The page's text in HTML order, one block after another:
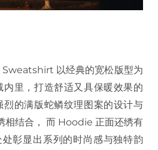
以经典的宽松版型为
里，打造舒适又具保暖效果的
烈的满版蛇鳞纹理图案的设计与
相结合， 而 Hoodie 正面还绣有
彰显出系列的时尚感与独特韵